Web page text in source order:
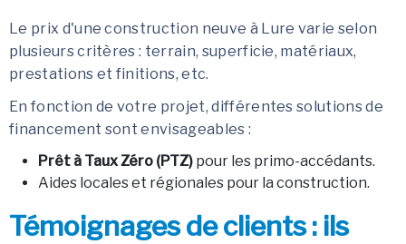
Le prix d'une construction neuve à Lure varie selon
plusieurs critères : terrain, superficie, matériaux,
prestations et finitions, etc.
En fonction de votre projet, différentes solutions de
financement sont envisageables :
Prêt à Taux Zéro (PTZ) pour les primo-accédants.
Aides locales et régionales pour la construction.
Témoignages de clients : ils